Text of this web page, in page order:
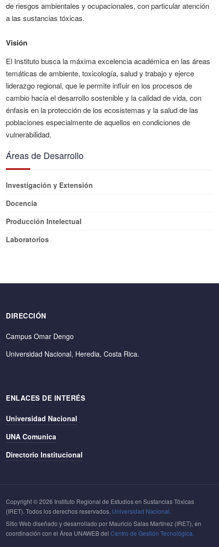
de riesgos ambientales y ocupacionales, con particular atención
a las sustancias tóxicas.
Visión
El Instituto busca la máxima excelencia académica en las áreas
temáticas de ambiente, toxicología, salud y trabajo y ejerce
liderazgo regional, que le permite influir en los procesos de
cambio hacia el desarrollo sostenible y la calidad de vida, con
énfasis en la protección de los ecosistemas y la salud de las
poblaciones especialmente de aquellos en condiciones de
vulnerabilidad.
Áreas de Desarrollo
Investigación y Extensión
Docencia
Producción Intelectual
Laboratorios
DIRECCIÓN
Campus Omar Dengo
Universidad Nacional, Heredia, Costa Rica.
ENLACES DE INTERÉS
Universidad Nacional
UNA Comunica
Directorio Institucional
Copyright © 2026 Instituto Regional de Estudios en Sustancias Tóxicas
(IRET). Todos los derechos reservados. Universidad Nacional.
Sitio Web diseñado y desarrollado por Mauricio Salas Martínez (IRET), en
coordinación con el Área UNAWEB del Centro de Gestión Tecnológica.